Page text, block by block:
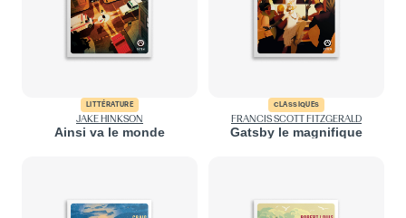
LITTÉRATURE
JAKE HINKSON
Ainsi va le monde
CLASSIQUES
FRANCIS SCOTT FITZGERALD
Gatsby le magnifique